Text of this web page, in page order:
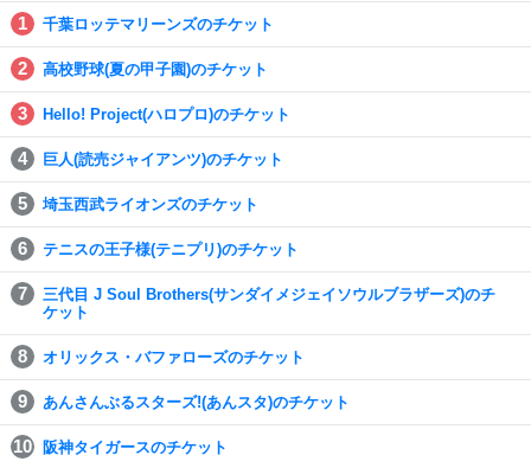
千葉ロッテマリーンズのチケット
高校野球(夏の甲子園)のチケット
Hello! Project(ハロプロ)のチケット
巨人(読売ジャイアンツ)のチケット
埼玉西武ライオンズのチケット
テニスの王子様(テニプリ)のチケット
三代目 J Soul Brothers(サンダイメジェイソウルブラザーズ)のチ
ケット
オリックス・バファローズのチケット
あんさんぶるスターズ!(あんスタ)のチケット
阪神タイガースのチケット